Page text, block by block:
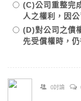
(C)公司重整完
人之權利，因
(D)對公司之債
先受償權時，
0討論